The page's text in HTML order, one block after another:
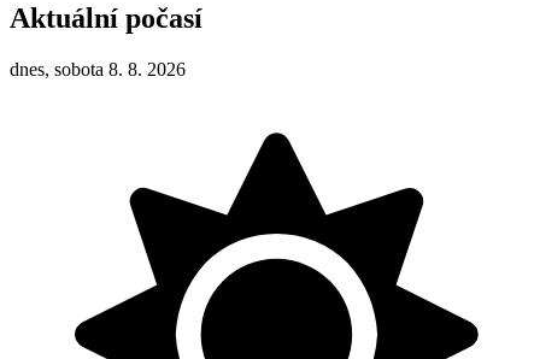
Aktuální počasí
dnes, sobota 8. 8. 2026